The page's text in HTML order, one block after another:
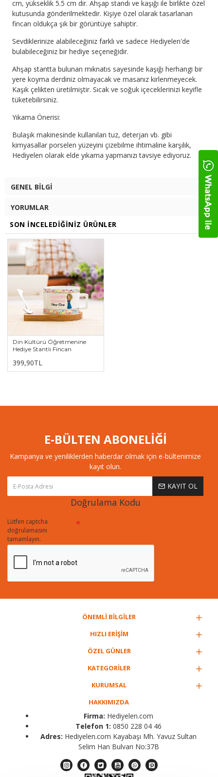
cm, yükseklik 5.5 cm dir. Ahşap standı ve kaşığı ile birlikte özel
kutusunda gönderilmektedir. Kişiye özel olarak tasarlanan
fincan oldukça şık bir görüntüye sahiptir.
Sevdiklerinize alabileceğiniz farklı ve sadece Hediyelen'de
bulabileceğiniz bir hediye seçeneğidir.
Ahşap stantta bulunan mıknatıs sayesinde kaşığı herhangi bir
yere koyma derdiniz olmayacak ve masanız kirlenmeyecek.
Kaşık çelikten üretilmiştir. Sıcak ve soğuk içeceklerinizi keyifle
tüketebilirsiniz.
Yıkama Önerisi:
Bulaşık makinesinde kullanılan tuz, deterjan vb. gibi
kimyasallar porselen yüzeyini çizebilme ihtimaline karşılık,
Hediyelen olarak elde yıkama yapmanızı tavsiye ediyoruz.
GENEL BILGI
YORUMLAR
SON İNCELEDIĞINIZ ÜRÜNLER
Din Kültürü Öğretmenine
Hediye Stantlı Fincan
399,90TL
E-BÜLTEN ABONELİĞİ
Kampanya ve yeniliklerden haberdar olmak için e-bültenimize
kayıt olun.
KAYIT OL
Doğrulama Kodu
Lütfen captcha
doğrulamasını
tamamlayın.
ÖNEMLİ BİLGİLER
HIZLI ERİŞİM
ÖZEL GÜNLER
KATEGORİLER
KURUMSAL
HAKKIMIZDA
Firma: Hediyelen.com
Telefon 1: 0850 228 04 46
Adres: Hediyelen.com Kayabaşı Mh. Yavuz Sultan
Selim Han Bulvarı No:37B